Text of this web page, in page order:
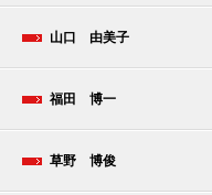
山口 由美子
福田 博一
草野 博俊